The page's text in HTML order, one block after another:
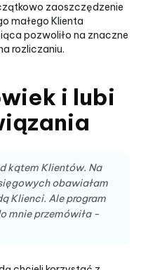
zaoszczędzenie
małego Klienta
pozwoliło na znaczne
rozliczaniu.
i lubi
kątem Klientów. Na
obawiałam
Klienci. Ale program
mnie przemówiła -